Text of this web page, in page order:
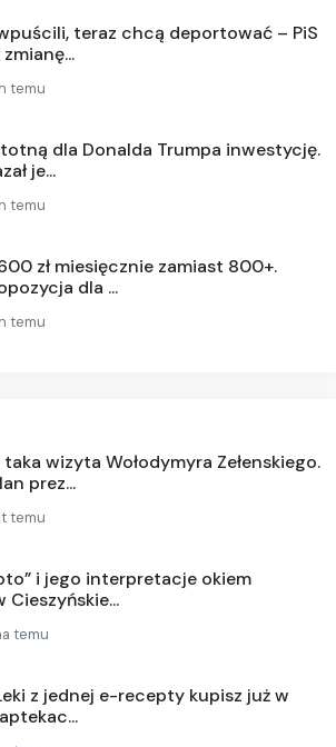
teraz chcą deportować – PiS
temu
dla Donalda Trumpa inwestycję.
je...
temu
zł miesięcznie zamiast 800+.
dla ...
temu
taka wizyta Wołodymyra Zełenskiego.
prez...
temu
i jego interpretacje okiem
Cieszyńskie...
temu
z jednej e-recepty kupisz już w